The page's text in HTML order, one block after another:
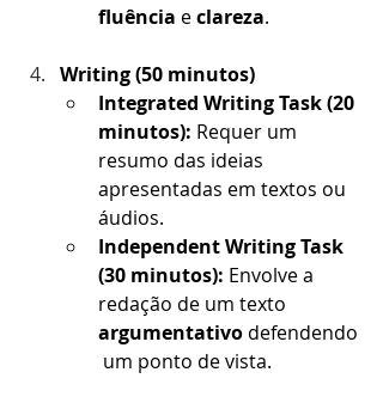
fluência e clareza.
Writing (50 minutos)
Integrated Writing Task (20
minutos): Requer um
resumo das ideias
apresentadas em textos ou
áudios.
Independent Writing Task
(30 minutos): Envolve a
redação de um texto
argumentativo defendendo
um ponto de vista.